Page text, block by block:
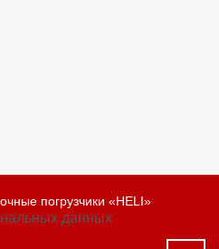
погрузчики «HELI»
данных